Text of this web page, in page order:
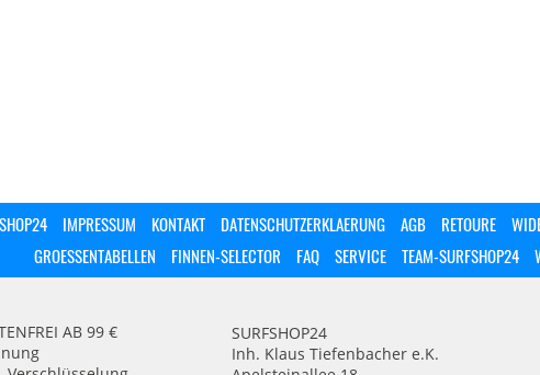
IMPRESSUM KONTAKT DATENSCHUTZERKLAERUNG AGB RETOURE
GROESSENTABELLEN
FINNEN-SELECTOR FAQ SERVICE TEAM-SURFSHOP24
AB 99 €
SURFSHOP24
Inh. Klaus Tiefenbacher e.K.